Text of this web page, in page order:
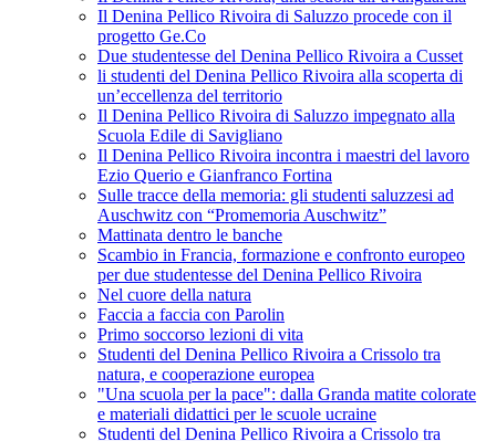
Il Denina Pellico Rivoira di Saluzzo procede con il
progetto Ge.Co
Due studentesse del Denina Pellico Rivoira a Cusset
li studenti del Denina Pellico Rivoira alla scoperta di
un’eccellenza del territorio
Il Denina Pellico Rivoira di Saluzzo impegnato alla
Scuola Edile di Savigliano
Il Denina Pellico Rivoira incontra i maestri del lavoro
Ezio Querio e Gianfranco Fortina
Sulle tracce della memoria: gli studenti saluzzesi ad
Auschwitz con “Promemoria Auschwitz”
Mattinata dentro le banche
Scambio in Francia, formazione e confronto europeo
per due studentesse del Denina Pellico Rivoira
Nel cuore della natura
Faccia a faccia con Parolin
Primo soccorso lezioni di vita
Studenti del Denina Pellico Rivoira a Crissolo tra
natura, e cooperazione europea
"Una scuola per la pace": dalla Granda matite colorate
e materiali didattici per le scuole ucraine
Studenti del Denina Pellico Rivoira a Crissolo tra